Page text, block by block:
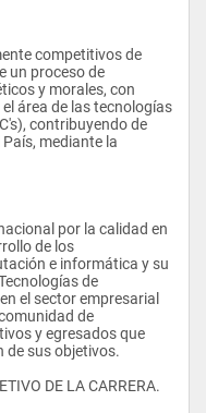
un proceso de
y morales, con
área de las tecnologías
contribuyendo de
mediante la
de los
e informática y su
de
el sector empresarial
de
y egresados que
sus objetivos.
DE LA CARRERA.